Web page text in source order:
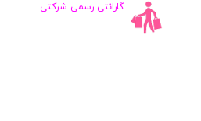
گارانتی رسمی شرکتی